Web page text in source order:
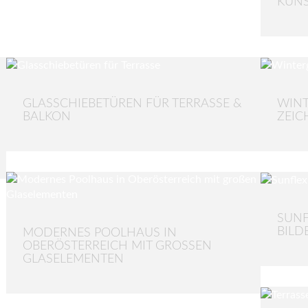
GLASSCHIEBETÜREN FÜR TERRASSE &
BALKON
MODERNES POOLHAUS IN
OBERÖSTERREICH MIT GROSSEN G
LASELEMENTEN